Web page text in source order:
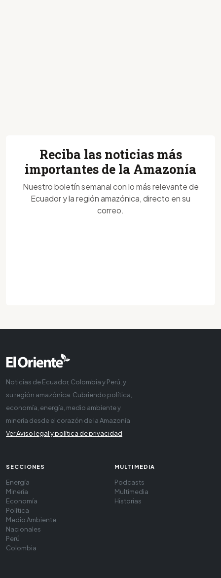
Reciba las noticias más
importantes de la Amazonía
Nuestro boletín semanal con lo más relevante de
Ecuador y la región amazónica, directo en su
correo.
Noticias de Ecuador, Colombia y Perú, y
su región amazónica. Cubriendo política,
economía, energía, medio ambiente y
minería desde el corazón de la Amazonía
Ver Aviso legal y política de privacidad
SECCIONES
Energía
Minería
Economía
Política
Medio Ambiente
Nacionales
Perú
Colombia
MULTIMEDIA
Podcasts
Multimedia
Historias